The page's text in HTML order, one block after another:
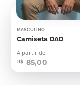
MASCULINO
Camiseta DAD
A partir de:
R$ 85,00